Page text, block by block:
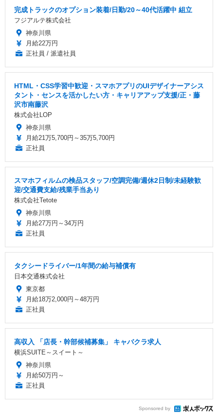
完成トラックのオプション装着/日勤/20～40代活躍中 組立
フジアルテ株式会社
神奈川県
月給22万円
正社員 / 派遣社員
HTML・CSS学習中歓迎・スマホアプリのUIデザイナーアシス
タント・センスを活かしたい方・キャリアアップ支援/正・藤
沢市南藤沢
株式会社LOP
神奈川県
月給21万5,700円～35万5,700円
正社員
スマホフィルムの検品スタッフ/空調完備/週休2日制/未経験歓
迎/交通費支給/残業手当あり
株式会社Tetote
神奈川県
月給27万円～34万円
正社員
タクシードライバー/1年間の給与補償有
日本交通株式会社
東京都
月給18万2,000円～48万円
正社員
高収入 「店長・幹部候補募集」 キャバクラ求人
横浜SUITE～スイート～
神奈川県
月給50万円～
正社員
Sponsored by